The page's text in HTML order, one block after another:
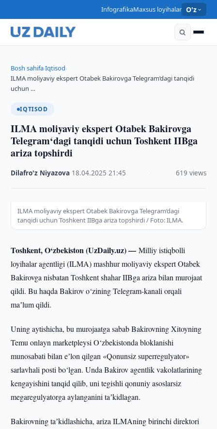
InfografikaMaxsus loyihalar O'z
Bosh sahifa›Iqtisod›
ILMA moliyaviy ekspert Otabek Bakirovga Telegram‘dagi tanqidi
uchun …
IQTISOD
ILMA moliyaviy ekspert Otabek Bakirovga
Telegram‘dagi tanqidi uchun Toshkent IIBga
ariza topshirdi
Dilafro'z Niyazova 18.04.2025 ·21:45 619 views
ILMA moliyaviy ekspert Otabek Bakirovga Telegram‘dagi
tanqidi uchun Toshkent IIBga ariza topshirdi / Foto: ILMA.
Toshkent, O‘zbekiston (UzDaily.uz) —Milliy istiqbolli
loyihalar agentligi (ILMA) mashhur moliyaviy ekspert Otabek
Bakirovga nisbatan Toshkent shahar IIBga ariza bilan murojaat
qildi. Bu haqda Bakirov o‘zining Telegram-kanali orqali
maʼlum qildi.
Uning aytishicha, bu murojaatga sabab Bakirovning Xitoyning
Temu onlayn marketpleysi O‘zbekistonda bloklanishi
munosabati bilan eʼlon qilgan «Qonunsiz superregulyator»
sarlavhali posti bo‘lgan. Unda Bakirov agentlik vakolatlarining
kengayishini tanqid qilib, uni tegishli qonuniy asoslarsiz
megaregulyatorga aylanganini taʼkidlagan.
Bakirovning taʼkidlashicha, ariza ILMAning birinchi direktori